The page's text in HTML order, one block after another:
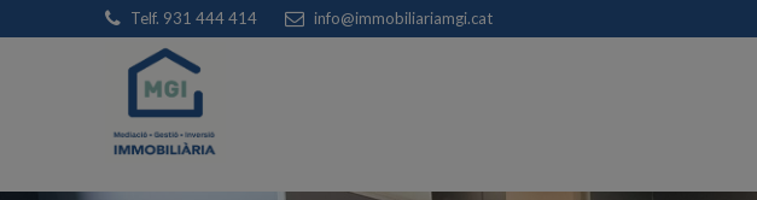
Telf. 931 444 414 info@immobiliariamgi.cat